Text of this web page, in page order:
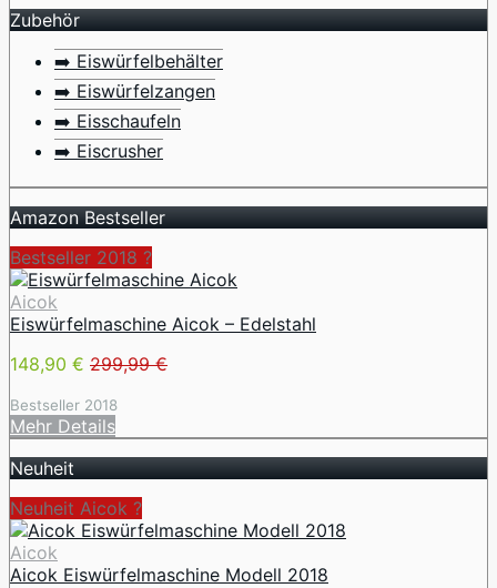
Zubehör
➡️ Eiswürfelbehälter
➡️ Eiswürfelzangen
➡️ Eisschaufeln
➡️ Eiscrusher
Amazon Bestseller
Bestseller 2018 ?
Aicok
Eiswürfelmaschine Aicok – Edelstahl
148,90 € 299,99 €
Bestseller 2018
Mehr Details
Neuheit
Neuheit Aicok ?
Aicok
Aicok Eiswürfelmaschine Modell 2018